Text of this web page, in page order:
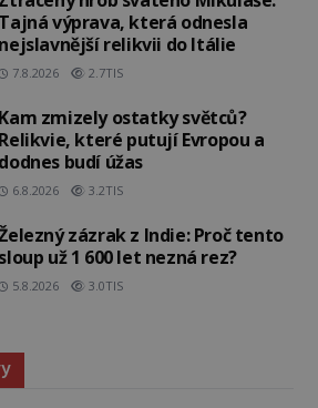
Tajná výprava, která odnesla
nejslavnější relikvii do Itálie
7.8.2026 2.7TIS
Kam zmizely ostatky světců?
Relikvie, které putují Evropou a
dodnes budí úžas
6.8.2026 3.2TIS
zázrak z Indie: Proč tento
sloup už 1 600 let nezná rez?
5.8.2026 3.0TIS